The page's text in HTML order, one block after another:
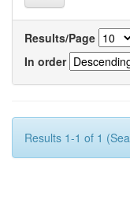
Results/Page
In order
Results 1-1 of 1